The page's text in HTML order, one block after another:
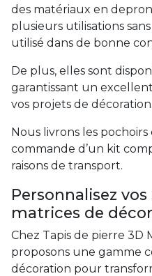
des matériaux en
plusieurs utilisations
utilisé dans de bonne
De plus, elles sont
garantissant un
vos projets de décoration.
Nous livrons les
commande d’un kit
raisons de transport.
Personnalisez
matrices de
Chez Tapis de pierre 3D
proposons une gamme
décoration pour